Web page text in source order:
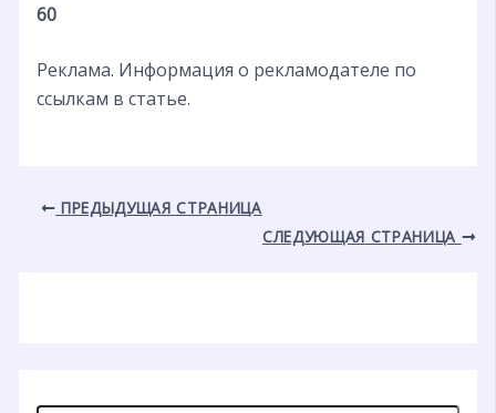
60
Реклама. Информация о рекламодателе по
ссылкам в статье.
ПРЕДЫДУЩАЯ СТРАНИЦА
СЛЕДУЮЩАЯ СТРАНИЦА